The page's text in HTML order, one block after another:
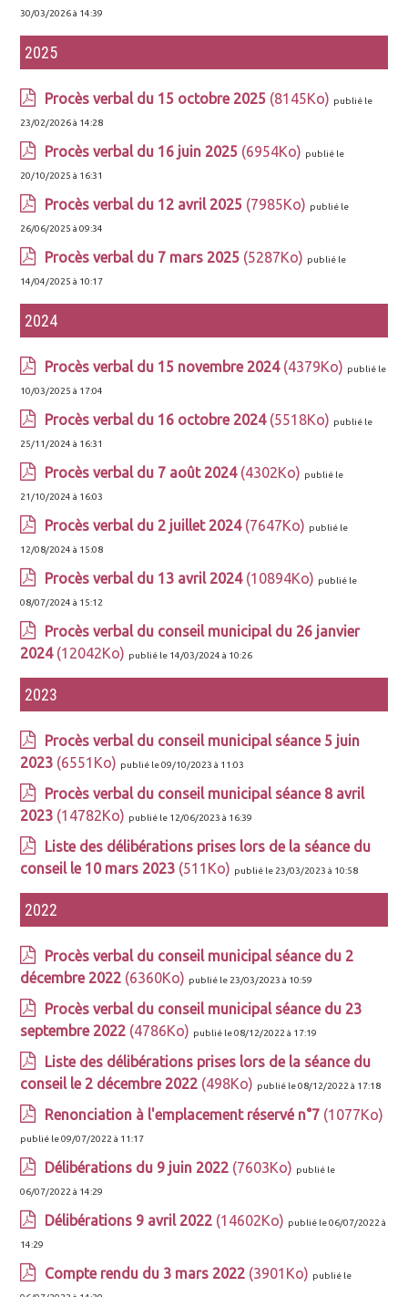
30/03/2026 à 14:39
2025
Procès verbal du 15 octobre 2025 (8145Ko) publié le
23/02/2026 à 14:28
Procès verbal du 16 juin 2025 (6954Ko) publié le
20/10/2025 à 16:31
Procès verbal du 12 avril 2025 (7985Ko) publié le
26/06/2025 à 09:34
Procès verbal du 7 mars 2025 (5287Ko) publié le
14/04/2025 à 10:17
2024
Procès verbal du 15 novembre 2024(4379Ko) publié le
10/03/2025 à 17:04
Procès verbal du 16 octobre 2024(5518Ko) publié le
25/11/2024 à 16:31
Procès verbal du 7 août 2024(4302Ko) publié le
21/10/2024 à 16:03
Procès verbal du 2 juillet 2024(7647Ko) publié le
12/08/2024 à 15:08
Procès verbal du 13 avril 2024(10894Ko) publié le
08/07/2024 à 15:12
Procès verbal du conseil municipal du 26 janvier
2024(12042Ko) publié le 14/03/2024 à 10:26
2023
Procès verbal du conseil municipal séance 5 juin
2023 (6551Ko) publié le 09/10/2023 à 11:03
Procès verbal du conseil municipal séance 8 avril
2023 (14782Ko) publié le 12/06/2023 à 16:39
Liste des délibérations prises lors de la séance du
conseil le 10 mars 2023 (511Ko) publié le 23/03/2023 à 10:58
2022
Procès verbal du conseil municipal séance du 2
décembre 2022 (6360Ko) publié le 23/03/2023 à 10:59
Procès verbal du conseil municipal séance du 23
septembre 2022 (4786Ko) publié le 08/12/2022 à 17:19
Liste des délibérations prises lors de la séance du
conseil le 2 décembre 2022 (498Ko) publié le 08/12/2022 à 17:18
Renonciation à l'emplacement réservé n°7 (1077Ko)
publié le 09/07/2022 à 11:17
Délibérations du 9 juin 2022 (7603Ko) publié le
06/07/2022 à 14:29
Délibérations 9 avril 2022 (14602Ko) publié le 06/07/2022 à
14:29
Compte rendu du 3 mars 2022 (3901Ko) publié le